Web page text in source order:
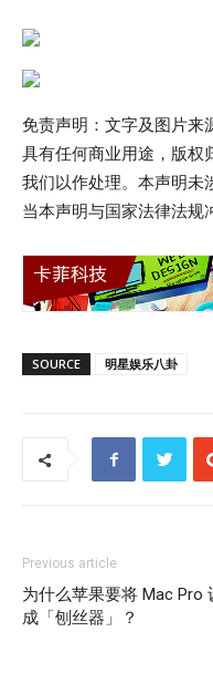
免责声明：文字及图片来
具有任何商业用途，版权
我们以作处理。本声明未
当本声明与国家法律法规
SOURCE 明星娱乐八卦
Previous article
为什么苹果要将 Mac Pro
成「刨丝器」？